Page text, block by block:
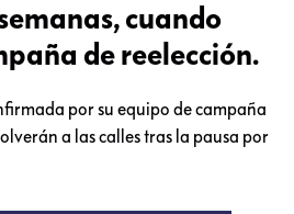
cuando
de reelección.
por su equipo de campaña
a las calles tras la pausa por